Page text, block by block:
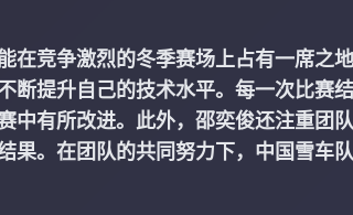
在竞争激烈的冬季赛场上占有一席之
断提升自己的技术水平。每一次比赛
中有所改进。此外，邵奕俊还注重团
果。在团队的共同努力下，中国雪车